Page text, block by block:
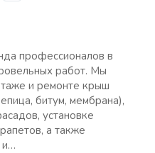
профессионалов в
работ. Мы
и ремонте крыш
битум, мембрана),
установке
а также
и…